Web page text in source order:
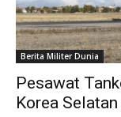
Berita Militer Dunia
Pesawat
Korea